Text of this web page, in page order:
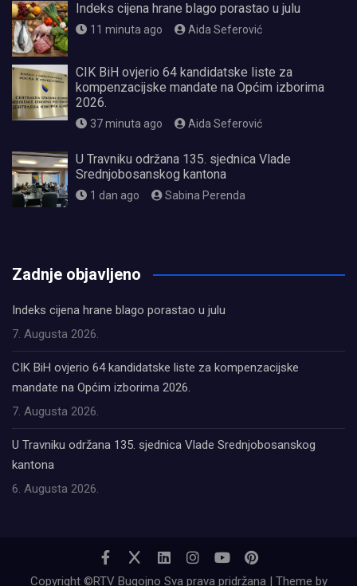
Indeks cijena hrane blago porastao u julu
11 minuta ago Aida Seferović
CIK BiH ovjerio 64 kandidatske liste za
kompenzacijske mandate na Općim izborima
2026.
37 minuta ago Aida Seferović
U Travniku održana 135. sjednica Vlade
Srednjobosanskog kantona
1 dan ago Sabina Perenda
Zadnje objavljeno
Indeks cijena hrane blago porastao u julu
7. Augusta 2026.
CIK BiH ovjerio 64 kandidatske liste za kompenzacijske
mandate na Općim izborima 2026.
7. Augusta 2026.
U Travniku održana 135. sjednica Vlade Srednjobosanskog
kantona
6. Augusta 2026.
Copyright ©RTV Bugojno Sva prava pridržana | Theme by